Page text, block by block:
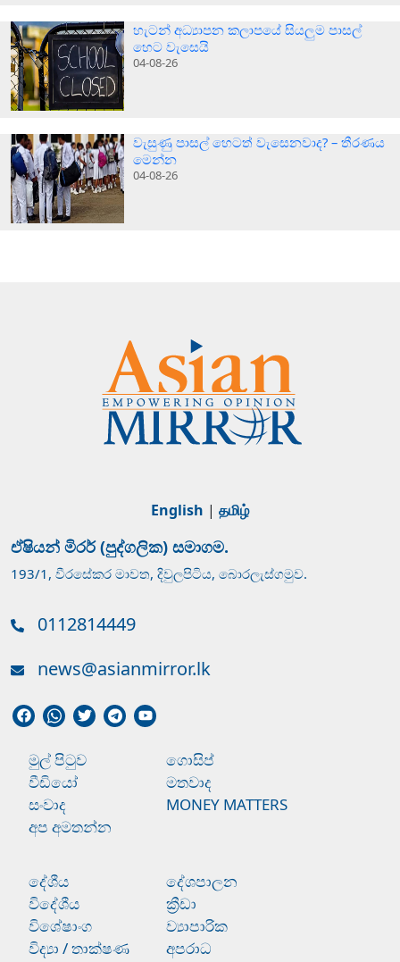
හැටන් අධ්‍යාපන කලාපයේ සියලුම පාසල්
හෙට වැසෙයි
04-08-26
වැසුණු පාසල් හෙටත් වැසෙනවාද? – තීරණය
මෙන්න
04-08-26
English | தமிழ்
ඒෂියන් මිරර් (පුද්ගලික) සමාගම.
193/1, වීරසේකර මාවත, දිවුලපිටිය, බොරලැස්ගමුව.
0112814449
news@asianmirror.lk
මුල් පිටුව
ගොසිප්
වීඩියෝ
මතවාද
සංවාද
MONEY MATTERS
අප අමතන්න
දේශීය
දේශපාලන
විදේශීය
ක්‍රීඩා
විශේෂාංග
ව්‍යාපාරික
විද්‍යා / තාක්ෂණ
අපරාධ